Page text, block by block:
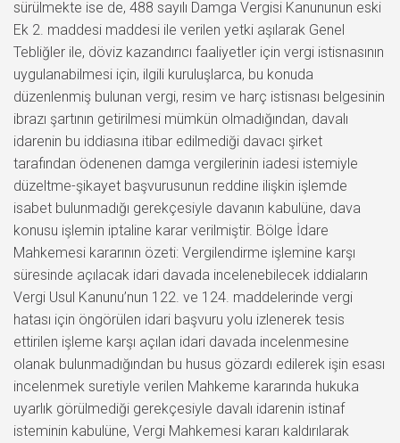
sürülmekte ise de, 488 sayılı Damga Vergisi Kanununun eski
Ek 2. maddesi maddesi ile verilen yetki aşılarak Genel
Tebliğler ile, döviz kazandırıcı faaliyetler için vergi istisnasının
uygulanabilmesi için, ilgili kuruluşlarca, bu konuda
düzenlenmiş bulunan vergi, resim ve harç istisnası belgesinin
ibrazı şartının getirilmesi mümkün olmadığından, davalı
idarenin bu iddiasına itibar edilmediği davacı şirket
tarafından ödenenen damga vergilerinin iadesi istemiyle
düzeltme-şikayet başvurusunun reddine ilişkin işlemde
isabet bulunmadığı gerekçesiyle davanın kabulüne, dava
konusu işlemin iptaline karar verilmiştir. Bölge İdare
Mahkemesi kararının özeti: Vergilendirme işlemine karşı
süresinde açılacak idari davada incelenebilecek iddiaların
Vergi Usul Kanunu’nun 122. ve 124. maddelerinde vergi
hatası için öngörülen idari başvuru yolu izlenerek tesis
ettirilen işleme karşı açılan idari davada incelenmesine
olanak bulunmadığından bu husus gözardı edilerek işin esası
incelenmek suretiyle verilen Mahkeme kararında hukuka
uyarlık görülmediği gerekçesiyle davalı idarenin istinaf
isteminin kabulüne, Vergi Mahkemesi kararı kaldırılarak